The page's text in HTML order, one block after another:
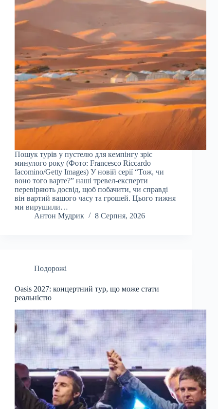
Пошук турів у пустелю для кемпінгу зріс
минулого року (Фото: Francesco Riccardo
Iacomino/Getty Images) У новій серії “Тож, чи
воно того варте?” наші тревел-експерти
перевіряють досвід, щоб побачити, чи справді
він вартий вашого часу та грошей. Цього тижня
ми вирушили…
Антон Мудрик
8 Серпня, 2026
Подорожі
Oasis 2027: концертний тур, що може стати
реальністю